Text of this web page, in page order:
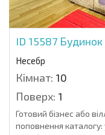
ID 15587 Будинок
Несебр
Кімнат: 10
Поверх: 1
Готовий бізнес або
поповнення